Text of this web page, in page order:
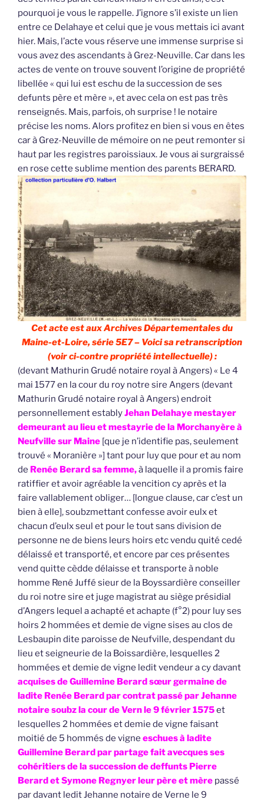
pourquoi je vous le rappelle. J’ignore s’il existe un lien
entre ce Delahaye et celui que je vous mettais ici avant
hier. Mais, l’acte vous réserve une immense surprise si
vous avez des ascendants à Grez-Neuville. Car dans les
actes de vente on trouve souvent l’origine de propriété
libellée « qui lui est eschu de la succession de ses
defunts père et mère », et avec cela on est pas très
renseignés. Mais, parfois, oh surprise ! le notaire
précise les noms. Alors profitez en bien si vous en êtes
car à Grez-Neuville de mémoire on ne peut remonter si
haut par les registres paroissiaux. Je vous ai surgraissé
en rose cette sublime mention des parents BERARD.
Cet acte est aux Archives Départementales du
Maine-et-Loire, série 5E7 – Voici sa retranscription
(voir ci-contre propriété intellectuelle) :
(devant Mathurin Grudé notaire royal à Angers) « Le 4
mai 1577 en la cour du roy notre sire Angers (devant
Mathurin Grudé notaire royal à Angers) endroit
personnellement establyJehan Delahaye mestayer
demeurant au lieu et mestayrie de la Morchanyère à
Neufville sur Maine [que je n’identifie pas, seulement
trouvé « Moranière »] tant pour luy que pour et au nom
de Renée Berard sa femme,à laquelle il a promis faire
ratiffier et avoir agréable la vencition cy après et la
faire vallablement obliger… [longue clause, car c’est un
bien à elle], soubzmettant confesse avoir eulx et
chacun d’eulx seul et pour le tout sans division de
personne ne de biens leurs hoirs etc vendu quité cedé
délaissé et transporté, et encore par ces présentes
vend quitte cèdde délaisse et transporte à noble
homme René Juffé sieur de la Boyssardière conseiller
du roi notre sire et juge magistrat au siège présidial
d’Angers lequel a achapté et achapte (f°2) pour luy ses
hoirs 2 hommées et demie de vigne sises au clos de
Lesbaupin dite paroisse de Neufville, despendant du
lieu et seigneurie de la Boissardière, lesquelles 2
hommées et demie de vigne ledit vendeur a cy davant
acquises de Guillemine Berard sœur germaine de
ladite Renée Berard par contrat passé par Jehanne
notaire soubz la cour de Vern le 9 février 1575et
lesquelles 2 hommées et demie de vigne faisant
moitié de 5 hommés de vigne eschues à ladite
Guillemine Berard par partage fait avecques ses
cohéritiers de la succession de deffunts Pierre
Berard et Symone Regnyer leur père et mère passé
par davant ledit Jehanne notaire de Verne le 9